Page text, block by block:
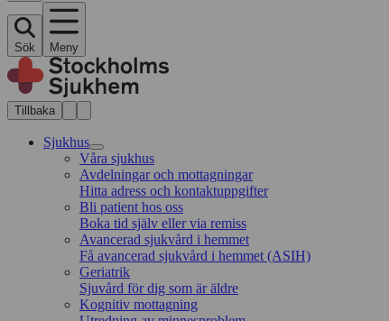
Sök Meny
Tillbaka
Sjukhus
Våra sjukhus
Avdelningar och mottagningar
Hitta adress och kontaktuppgifter
Bli patient hos oss
Boka tid själv eller via remiss
Avancerad sjukvård i hemmet
Få avancerad sjukvård i hemmet (ASIH)
Geriatrik
Sjuvård för dig som är äldre
Kognitiv mottagning